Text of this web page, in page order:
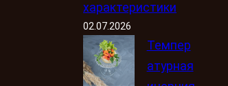
характеристики
02.07.2026
Темпер
атурная